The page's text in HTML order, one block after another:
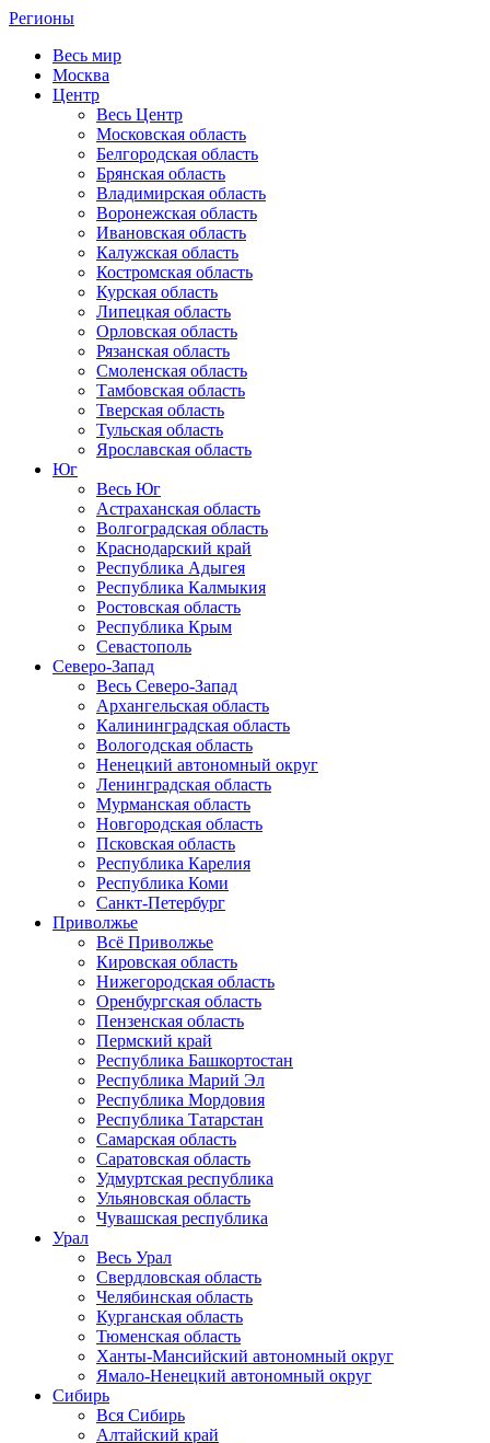
Регионы
Весь мир
Москва
Центр
Весь Центр
Московская область
Белгородская область
Брянская область
Владимирская область
Воронежская область
Ивановская область
Калужская область
Костромская область
Курская область
Липецкая область
Орловская область
Рязанская область
Смоленская область
Тамбовская область
Тверская область
Тульская область
Ярославская область
Юг
Весь Юг
Астраханская область
Волгоградская область
Краснодарский край
Республика Адыгея
Республика Калмыкия
Ростовская область
Республика Крым
Севастополь
Северо-Запад
Весь Северо-Запад
Архангельская область
Калининградская область
Вологодская область
Ненецкий автономный округ
Ленинградская область
Мурманская область
Новгородская область
Псковская область
Республика Карелия
Республика Коми
Санкт-Петербург
Приволжье
Всё Приволжье
Кировская область
Нижегородская область
Оренбургская область
Пензенская область
Пермский край
Республика Башкортостан
Республика Марий Эл
Республика Мордовия
Республика Татарстан
Самарская область
Саратовская область
Удмуртская республика
Ульяновская область
Чувашская республика
Урал
Весь Урал
Свердловская область
Челябинская область
Курганская область
Тюменская область
Ханты-Мансийский автономный округ
Ямало-Ненецкий автономный округ
Сибирь
Вся Сибирь
Алтайский край